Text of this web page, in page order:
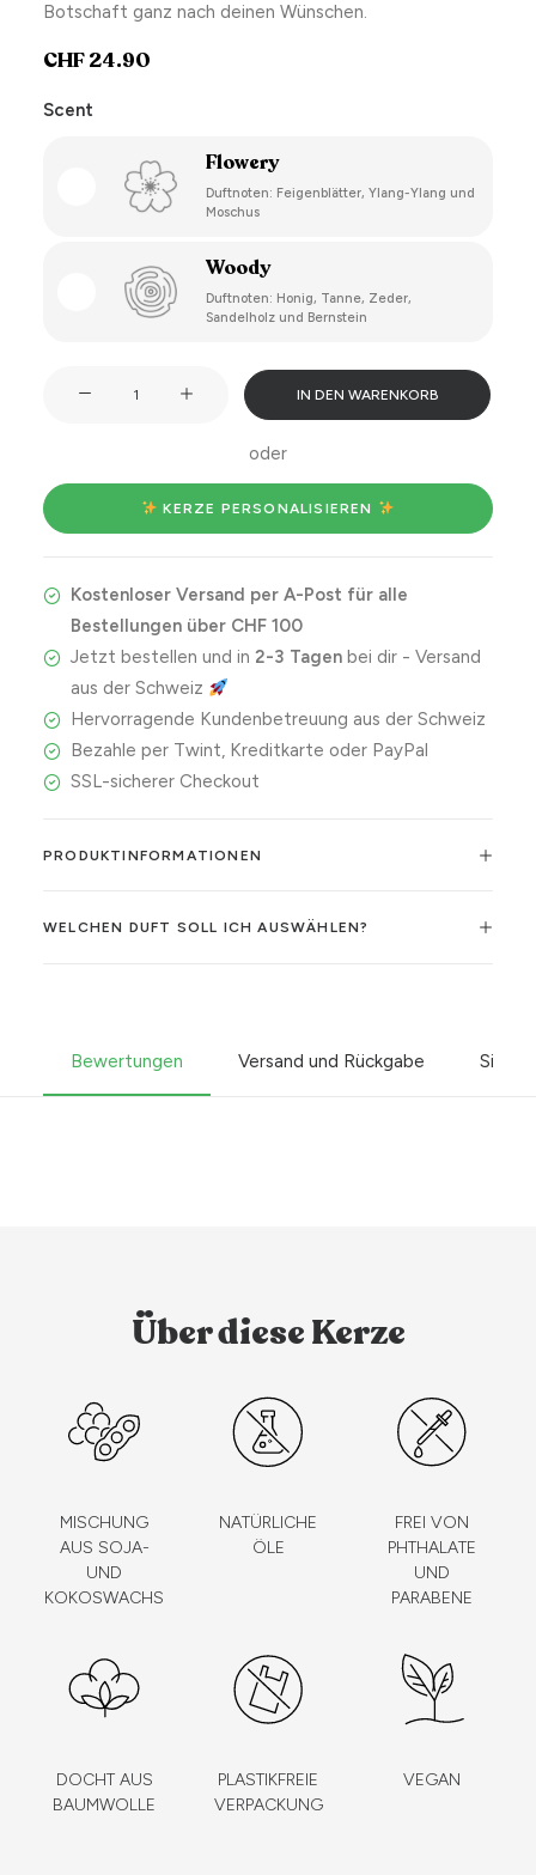
Botschaft ganz nach deinen Wünschen.
CHF24.90
Scent
Flowery
Duftnoten: Feigenblätter, Ylang-Ylang und
Moschus
Woody
Duftnoten: Honig, Tanne, Zeder,
Sandelholz und Bernstein
the
best
why
it
Aries?
Menge
IN DEN WARENKORB
oder
KERZE PERSONALISIEREN
Kostenloser Versand per A-Post für alle
Bestellungen über CHF 100
Jetzt bestellen und in 2-3 Tagenbei dir - Versand
aus der Schweiz
Hervorragende Kundenbetreuung aus der Schweiz
Bezahle per Twint, Kreditkarte oder PayPal
SSL-sicherer Checkout
PRODUKTINFORMATIONEN
WELCHEN DUFT SOLL ICH AUSWÄHLEN?
Bewertungen Versand und Rückgabe
Über diese Kerze
MISCHUNG
AUS SOJA-
UND
KOKOSWACHS
NATÜRLICHE
ÖLE
FREI VON
PHTHALATE
UND
PARABENE
DOCHT AUS
BAUMWOLLE
PLASTIKFREIE
VERPACKUNG
VEGAN